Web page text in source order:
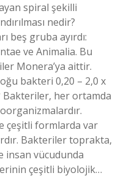
spiral şekilli
nedir?
beş gruba ayırdı:
ve Animalia. Bu
Monera’ya aittir.
bakteri 0,20 – 2,0 x
Bakteriler, her ortamda
çeşitli formlarda var
Bakteriler toprakta,
insan vücudunda
çeşitli biyolojik…